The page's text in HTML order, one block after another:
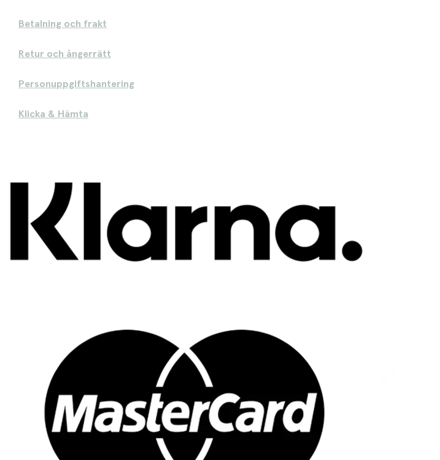
Betalning och frakt
Retur och ångerrätt
Personuppgiftshantering
Klicka & Hämta